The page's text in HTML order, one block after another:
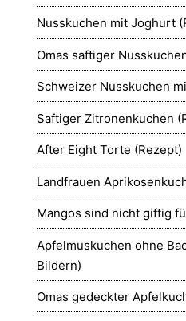
Nusskuchen mit Joghurt
Omas saftiger
Schweizer Nusskuchen
Saftiger Zitronenkuchen
After Eight Torte (Rezept)
Landfrauen
Mangos sind nicht giftig
Apfelmuskuchen ohne
Bildern)
Omas gedeckter